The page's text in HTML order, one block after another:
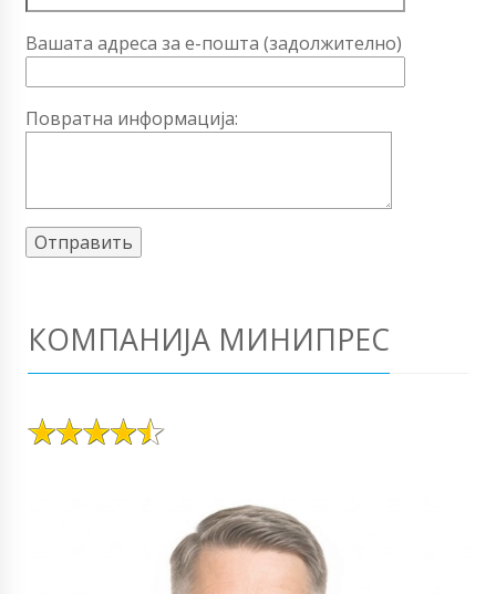
Вашата адреса за е-пошта (задолжително)
Повратна информација:
КОМПАНИЈА МИНИПРЕС